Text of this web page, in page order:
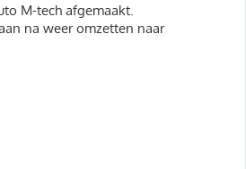
M-tech afgemaakt.
na weer omzetten naar